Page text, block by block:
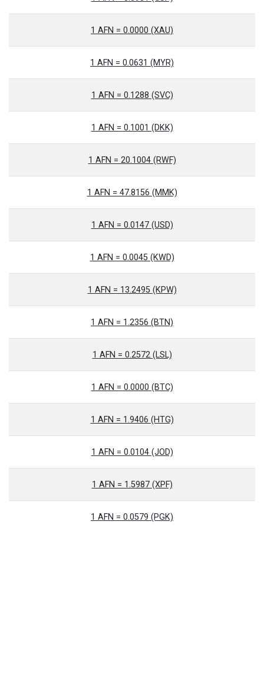
1 AFN = 0.0000 (XAU)
1 AFN = 0.0631 (MYR)
1 AFN = 0.1288 (SVC)
1 AFN = 0.1001 (DKK)
1 AFN = 20.1004 (RWF)
1 AFN = 47.8156 (MMK)
1 AFN = 0.0147 (USD)
1 AFN = 0.0045 (KWD)
1 AFN = 13.2495 (KPW)
1 AFN = 1.2356 (BTN)
1 AFN = 0.2572 (LSL)
1 AFN = 0.0000 (BTC)
1 AFN = 1.9406 (HTG)
1 AFN = 0.0104 (JOD)
1 AFN = 1.5987 (XPF)
1 AFN = 0.0579 (PGK)